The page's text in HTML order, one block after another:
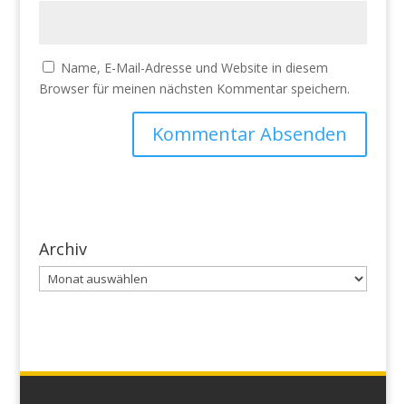
Name, E-Mail-Adresse und Website in diesem
Browser für meinen nächsten Kommentar speichern.
Archiv
Archiv